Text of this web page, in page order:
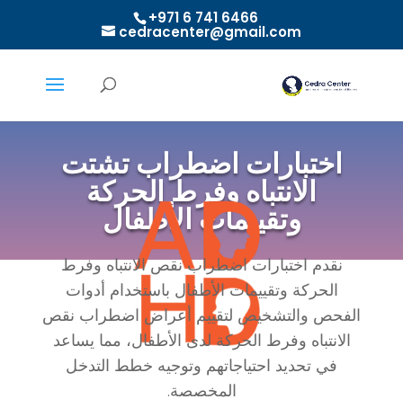
+971 6 741 6466
cedracenter@gmail.com
اختبارات اضطراب تشتت
الانتباه وفرط الحركة
وتقييمات الأطفال
نقدم اختبارات اضطراب نقص الانتباه وفرط
الحركة وتقييمات الأطفال باستخدام أدوات
الفحص والتشخيص لتقييم أعراض اضطراب نقص
الانتباه وفرط الحركة لدى الأطفال، مما يساعد
في تحديد احتياجاتهم وتوجيه خطط التدخل
المخصصة.